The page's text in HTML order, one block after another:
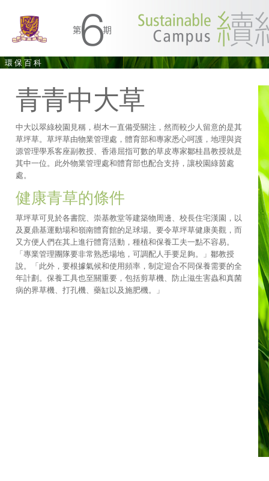
環保百科
青青中大草
中大以翠綠校園見稱，樹木一直備受關注，然而較少人留意的是其
草坪草。草坪草由物業管理處，體育部和專家悉心呵護，地理與資
源管理學系客座副教授、香港屈指可數的草皮專家鄒桂昌教授就是
其中一位。此外物業管理處和體育部也配合支持，讓校園綠茵處
處。
健康青草的條件
草坪草可見於各書院、崇基教堂等建築物周邊、校長住宅漢園，以
及夏鼎基運動場和嶺南體育館的足球場。要令草坪草健康美觀，而
又方便人們在其上進行體育活動，種植和保養工夫一點不容易。
「專業管理團隊要非常熟悉場地，可調配人手要足夠。」鄒教授
說。「此外，要根據氣候和使用頻率，制定迎合不同保養需要的全
年計劃。保養工具也至關重要，包括剪草機、防止滋生害蟲和真菌
病的界草機、打孔機、藥缸以及施肥機。」